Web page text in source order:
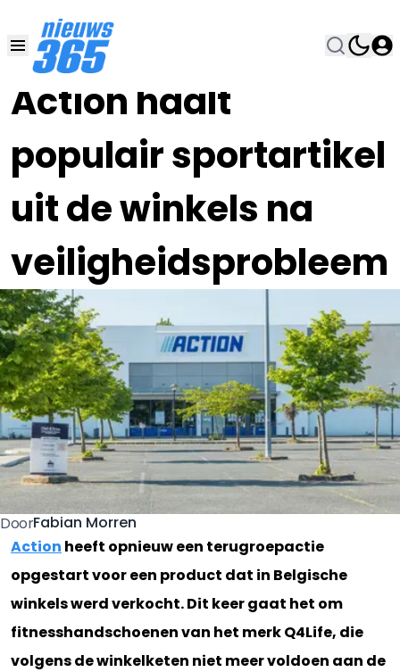
Action haalt
populair sportartikel
uit de winkels na
veiligheidsprobleem
06 JAN , 20:00•
DoorFabian Morren
Action heeft opnieuw een terugroepactie
opgestart voor een product dat in Belgische
winkels werd verkocht. Dit keer gaat het om
fitnesshandschoenen van het merk Q4Life, die
volgens de winkelketen niet meer voldoen aan de